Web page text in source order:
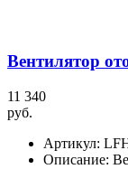
Вентилятор
11 340
руб.
Артикул:
Описание: